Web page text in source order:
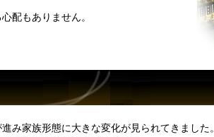
配もありません。
み家族形態に大きな変化が見られてきました。